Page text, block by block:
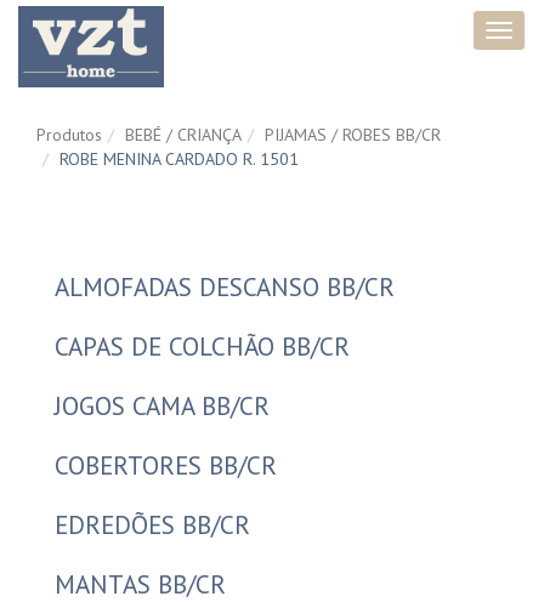
Produtos BEBÉ / CRIANÇA
PIJAMAS / ROBES BB/CR
ROBE MENINA CARDADO R. 1501
ALMOFADAS DESCANSO BB/CR
CAPAS DE COLCHÃO BB/CR
JOGOS CAMA BB/CR
COBERTORES BB/CR
EDREDÕES BB/CR
MANTAS BB/CR